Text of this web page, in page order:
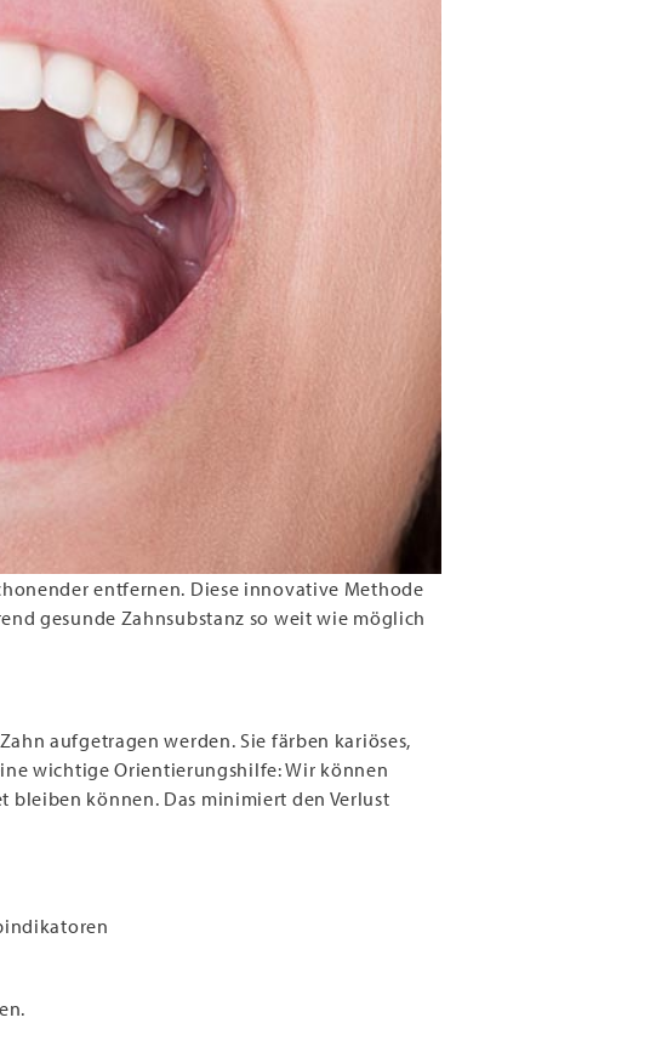
entfernen. Diese innovative Methode
gesunde Zahnsubstanz so weit wie möglich
aufgetragen werden. Sie färben kariöses,
wichtige Orientierungshilfe: Wir können
bleiben können. Das minimiert den Verlust